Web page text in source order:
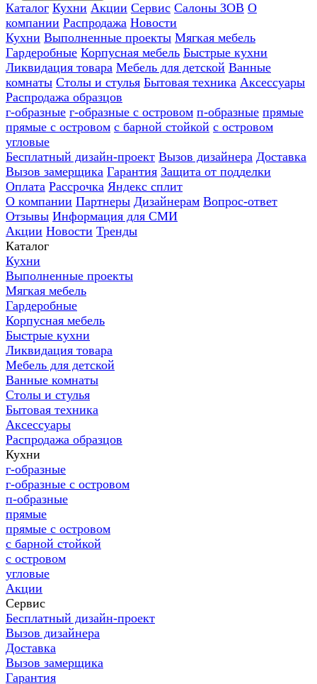
Каталог Кухни Акции Сервис Салоны ЗОВ О
компании Распродажа Новости
Кухни Выполненные проекты Мягкая мебель
Гардеробные Корпусная мебель Быстрые кухни
Ликвидация товара Мебель для детской Ванные
комнаты Столы и стулья Бытовая техника Аксессуары
Распродажа образцов
г-образные г-образные с островом п-образные прямые
прямые с островом с барной стойкой с островом
угловые
Бесплатный дизайн-проект Вызов дизайнера Доставка
Вызов замерщика Гарантия Защита от подделки
Оплата Рассрочка Яндекс сплит
О компании Партнеры Дизайнерам Вопрос-ответ
Отзывы Информация для СМИ
Акции Новости Тренды
Каталог
Кухни
Выполненные проекты
Мягкая мебель
Гардеробные
Корпусная мебель
Быстрые кухни
Ликвидация товара
Мебель для детской
Ванные комнаты
Столы и стулья
Бытовая техника
Аксессуары
Распродажа образцов
Кухни
г-образные
г-образные с островом
п-образные
прямые
прямые с островом
с барной стойкой
с островом
угловые
Акции
Сервис
Бесплатный дизайн-проект
Вызов дизайнера
Доставка
Вызов замерщика
Гарантия